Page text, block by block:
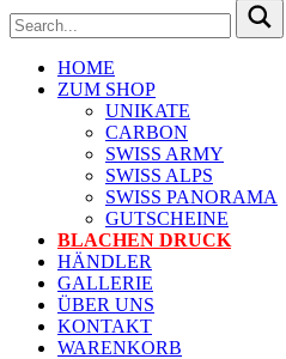
HOME
ZUM SHOP
UNIKATE
CARBON
SWISS ARMY
SWISS ALPS
SWISS PANORAMA
GUTSCHEINE
BLACHEN DRUCK
HÄNDLER
GALLERIE
ÜBER UNS
KONTAKT
WARENKORB